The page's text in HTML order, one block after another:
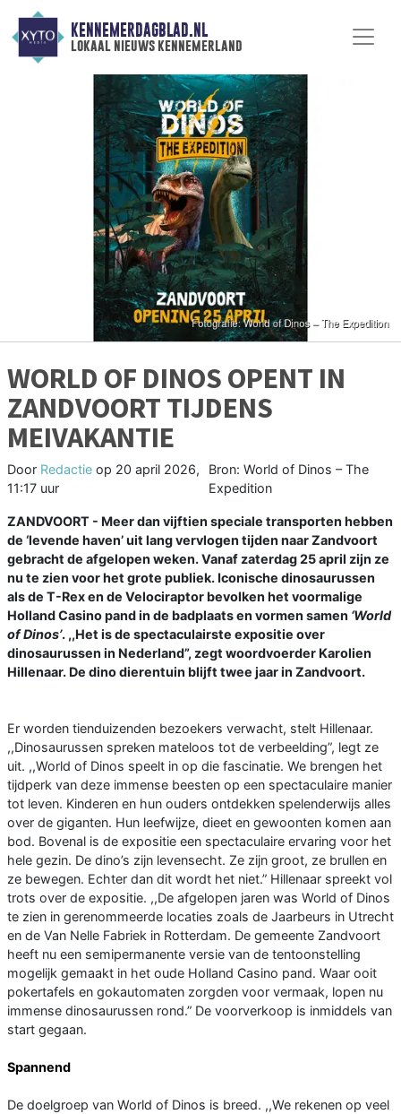
KENNEMERDAGBLAD.NL
lokaal nieuws kennemerland
WORLD OF DINOS OPENT IN
ZANDVOORT TIJDENS
MEIVAKANTIE
Door Redactie op 20 april 2026,
11:17 uur
Bron: World of Dinos – The
Expedition
ZANDVOORT - Meer dan vijftien speciale transporten hebben
de ‘levende haven’ uit lang vervlogen tijden naar Zandvoort
gebracht de afgelopen weken. Vanaf zaterdag 25 april zijn ze
nu te zien voor het grote publiek. Iconische dinosaurussen
als de T-Rex en de Velociraptor bevolken het voormalige
Holland Casino pand in de badplaats en vormen samen ‘World
of Dinos’. ,,Het is de spectaculairste expositie over
dinosaurussen in Nederland”, zegt woordvoerder Karolien
Hillenaar. De dino dierentuin blijft twee jaar in Zandvoort.
Er worden tienduizenden bezoekers verwacht, stelt Hillenaar.
,,Dinosaurussen spreken mateloos tot de verbeelding”, legt ze
uit. ,,World of Dinos speelt in op die fascinatie. We brengen het
tijdperk van deze immense beesten op een spectaculaire manier
tot leven. Kinderen en hun ouders ontdekken spelenderwijs alles
over de giganten. Hun leefwijze, dieet en gewoonten komen aan
bod. Bovenal is de expositie een spectaculaire ervaring voor het
hele gezin. De dino’s zijn levensecht. Ze zijn groot, ze brullen en
ze bewegen. Echter dan dit wordt het niet.” Hillenaar spreekt vol
trots over de expositie. ,,De afgelopen jaren was World of Dinos
te zien in gerenommeerde locaties zoals de Jaarbeurs in Utrecht
en de Van Nelle Fabriek in Rotterdam. De gemeente Zandvoort
heeft nu een semipermanente versie van de tentoonstelling
mogelijk gemaakt in het oude Holland Casino pand. Waar ooit
pokertafels en gokautomaten zorgden voor vermaak, lopen nu
immense dinosaurussen rond.” De voorverkoop is inmiddels van
start gegaan.
Spannend
De doelgroep van World of Dinos is breed. ,,We rekenen op veel